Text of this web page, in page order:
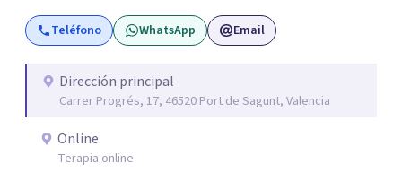
familias y adolescentes en sus momentos más cruciales,
guiándolos hacia relaciones más saludables y un
Teléfono WhatsApp Email
Dirección principal
Carrer Progrés, 17, 46520 Port de Sagunt, Valencia
Online
Terapia online